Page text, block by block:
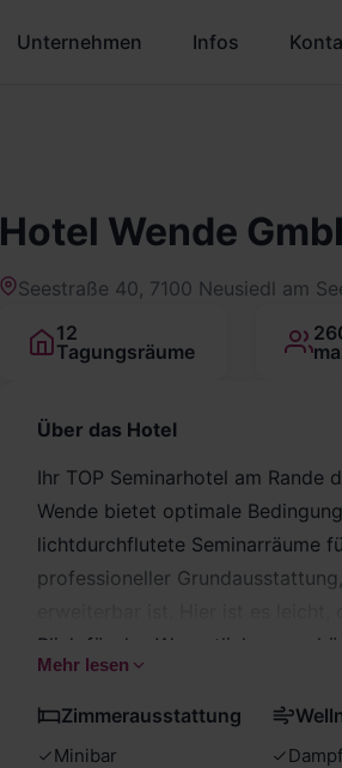
Unternehmen Infos
Hotel Wende
Seestraße 40, 7100 Neusiedl am
12
Tagungsräume
Über das Hotel
Ihr TOP Seminarhotel am Rande
Wende bietet optimale
lichtdurchflutete Seminarräume
professioneller
Blick für das Wesentliche zu
langjährige Erfahrung, familiäre
Freizeitangebot machen jede
Mehr lesen
Zimmerausstattung
Minibar